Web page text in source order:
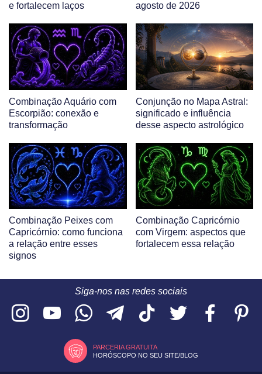
e fortalecem laços
agosto de 2026
Combinação Aquário com
Escorpião: conexão e
transformação
Conjunção no Mapa Astral:
significado e influência
desse aspecto astrológico
Combinação Peixes com
Capricórnio: como funciona
a relação entre esses
signos
Combinação Capricórnio
com Virgem: aspectos que
fortalecem essa relação
Siga-nos nas redes sociais
PARCERIA GRATUITA
HORÓSCOPO NO SEU SITE/BLOG